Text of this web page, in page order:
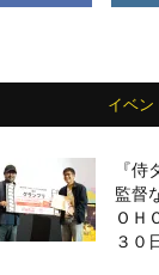
イベン
『
監督
ＯＨ
３０